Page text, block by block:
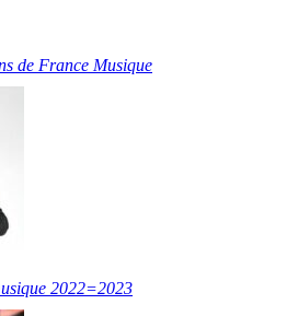
de France Musique
2022=2023